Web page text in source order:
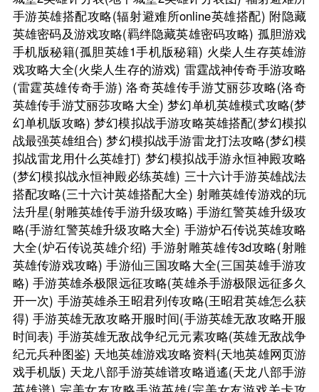
手游英雄搭配攻略(辐射避难所online英雄搭配) 附隐藏
英雄密码及游戏攻略(羁绊隐藏英雄密码攻略) 孤胆游戏
手机版秘籍(孤胆英雄1手机版秘籍) 火柴人生存英雄游
戏攻略大全(火柴人生存的游戏) 雷霆战神传奇手游攻略
(雷霆英雄传奇手游) 洛奇英雄传手游艾丽莎攻略(洛奇
英雄传手游艾丽莎攻略大全) 梦幻单机英雄模式攻略(梦
幻单机版攻略) 梦幻模拟战手游攻略英雄搭配(梦幻模拟
战最强英雄组合) 梦幻模拟战手游雷龙打法攻略(梦幻模
拟战雷龙用什么英雄打) 梦幻模拟战手游永恒神殿攻略
(梦幻模拟战永恒神殿必练英雄) 三十六计手游英雄战法
搭配攻略(三十六计英雄搭配大全) 射雕英雄传游戏的玩
法升星(射雕英雄传手游升级攻略) 手游红警英雄升级攻
略(手游红警英雄升级攻略大全) 手游炉石传说英雄攻略
大全(炉石传说英雄介绍) 手游射雕英雄传3d攻略(射雕
英雄传游戏攻略) 手游仙三国攻略大全(三国英雄手游攻
略) 手游英雄杀极限远征攻略(英雄杀手游极限远征多久
开一次) 手游英雄杀王昭君列传攻略(王昭君英雄怎么获
得) 手游英雄无敌攻略开服时间(手游英雄无敌攻略开服
时间表) 手游英雄无敌战争纪元元素攻略(英雄无敌战争
纪元兵种图鉴) 天地英雄游戏攻略资料(天地英雄网页游
戏手机版) 天龙八部手游英雄谱攻略逍遙(天龙八部手游